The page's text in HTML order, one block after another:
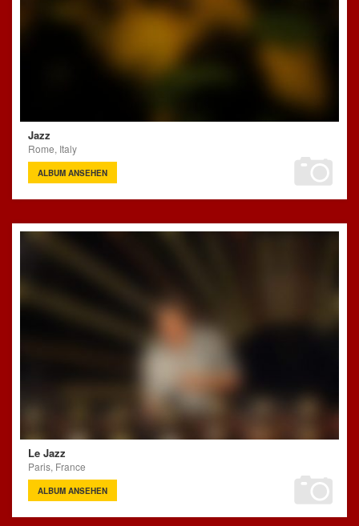
Jazz
Rome, Italy
ALBUM ANSEHEN
Le Jazz
Paris, France
ALBUM ANSEHEN